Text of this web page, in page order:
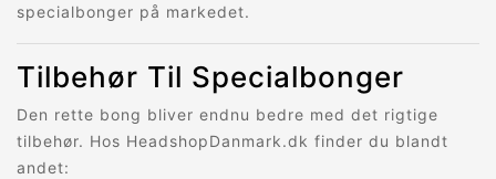
specialbonger på markedet.
Tilbehør Til Specialbonger
Den rette bong bliver endnu bedre med det rigtige
tilbehør. Hos HeadshopDanmark.dk finder du blandt
andet: